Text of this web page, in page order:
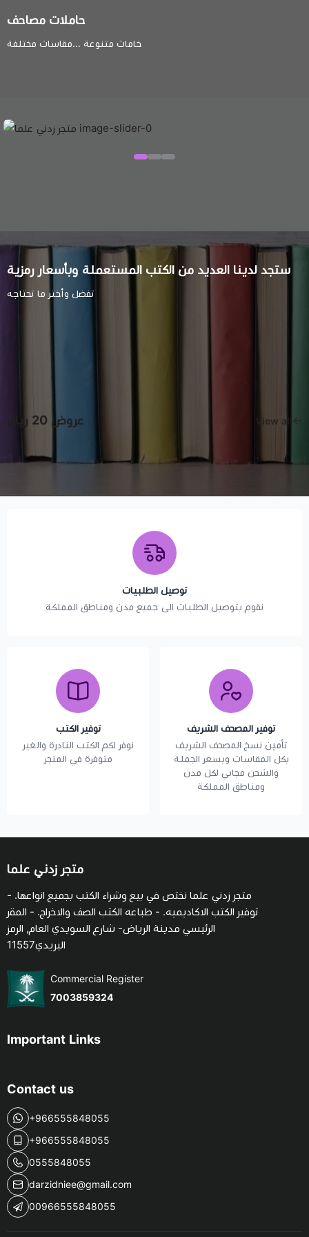
حاملات مصاحف
خامات متنوعة ...مقاسات مختلفة
ستجد لدينا العديد من الكتب المستعملة وبأسعار رمزية
تفضل وأختر ما تحتاجه
عروض 20 ريال View all
Customers Reviews
توصيل الطلبيات
نقوم بتوصيل الطلبات الى جميع مدن ومناطق المملكة
توفير الكتب
نوفر لكم الكتب النادرة والغير
متوفرة في المتجر
توفير المصحف الشريف
تأمين نسخ المصحف الشريف
بكل المقاسات وبسعر الجملة
والشحن مجاني لكل مدن
ومناطق المملكة
متجر زدني علما
متجر زدني علما نختص في بيع وشراء الكتب بجميع انواعها. -
توفير الكتب الاكاديميه. - طباعه الكتب الصف والاخراج. - المقر
الرئيسي مدينة الرياض- شارع السويدي العام, الرمز
البريدي11557
Commercial Register
7003859324
Important Links
Contact us
+966555848055
+966555848055
0555848055
darzidniee@gmail.com
00966555848055